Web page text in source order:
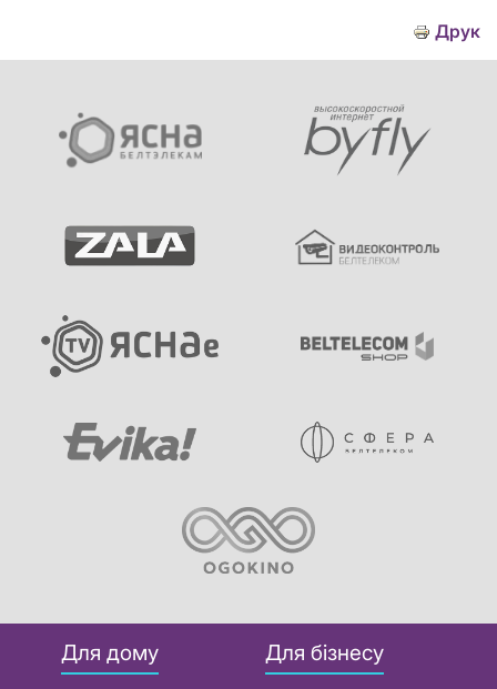
Друк
Для дому Для бізнесу